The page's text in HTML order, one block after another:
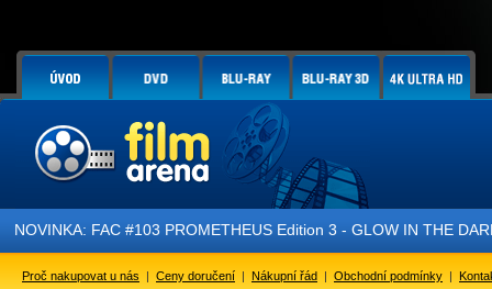
NOVINKA: FAC #103 PROMETHEUS Edition 3 - GLOW IN THE
Proč nakupovat u nás | Ceny doručení | Nákupní řád | Obchodní podmínky |